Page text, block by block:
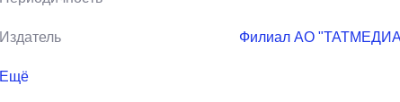
Издатель Филиал АО
Ещё